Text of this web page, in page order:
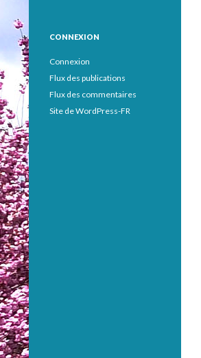
CONNEXION
Connexion
Flux des publications
Flux des commentaires
Site de WordPress-FR